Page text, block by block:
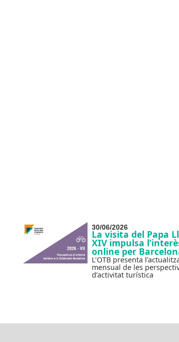
30/06/2026
La visita del Papa
XIV impulsa
online per
L’OTB presenta
mensual de les
d’activitat turística